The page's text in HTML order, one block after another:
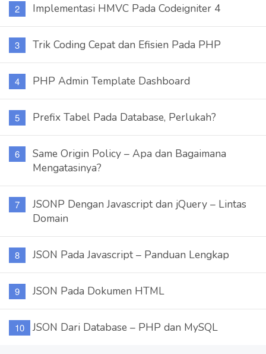
Implementasi HMVC Pada Codeigniter 4
Trik Coding Cepat dan Efisien Pada PHP
PHP Admin Template Dashboard
Prefix Tabel Pada Database, Perlukah?
Same Origin Policy – Apa dan Bagaimana
Mengatasinya?
JSONP Dengan Javascript dan jQuery – Lintas
Domain
JSON Pada Javascript – Panduan Lengkap
JSON Pada Dokumen HTML
JSON Dari Database – PHP dan MySQL